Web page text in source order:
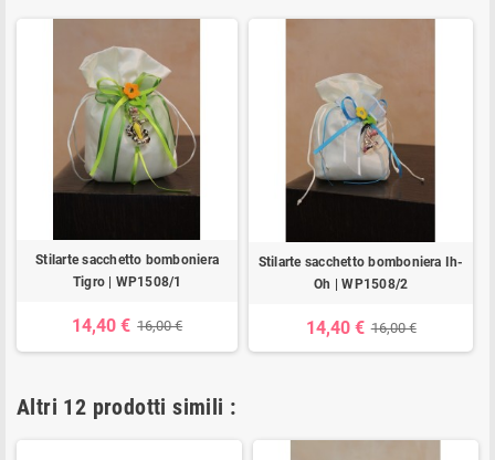
Stilarte sacchetto bomboniera
Tigro | WP1508/1
14,40 € 16,00 €
Stilarte sacchetto bomboniera Ih-
Oh | WP1508/2
14,40 € 16,00 €
Altri 12 prodotti simili :